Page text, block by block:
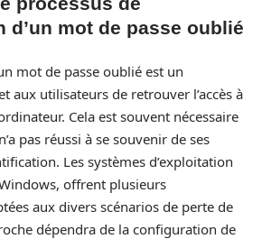
d’un mot de passe oublié
mot de passe oublié est un
aux utilisateurs de retrouver l’accès à
Cela est souvent nécessaire
pas réussi à se souvenir de ses
Les systèmes d’exploitation
offrent plusieurs
aux divers scénarios de perte de
dépendra de la configuration de